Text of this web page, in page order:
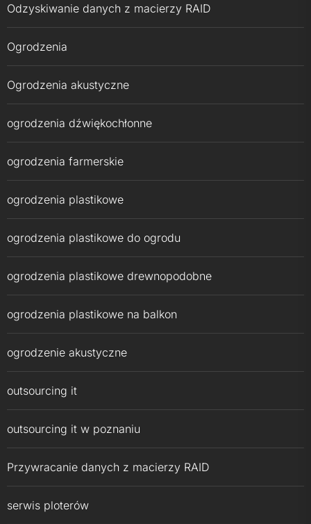
Odzyskiwanie danych z macierzy RAID
Ogrodzenia
Ogrodzenia akustyczne
ogrodzenia dźwiękochłonne
ogrodzenia farmerskie
ogrodzenia plastikowe
ogrodzenia plastikowe do ogrodu
ogrodzenia plastikowe drewnopodobne
ogrodzenia plastikowe na balkon
ogrodzenie akustyczne
outsourcing it
outsourcing it w poznaniu
Przywracanie danych z macierzy RAID
serwis ploterów